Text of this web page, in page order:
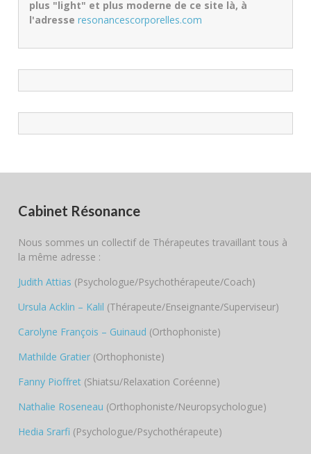
plus "light" et plus moderne de ce site là, à
l'adresse resonancescorporelles.com
Cabinet Résonance
Nous sommes un collectif de Thérapeutes travaillant tous à
la même adresse :
Judith Attias (Psychologue/Psychothérapeute/Coach)
Ursula Acklin – Kalil (Thérapeute/Enseignante/Superviseur)
Carolyne François – Guinaud (Orthophoniste)
Mathilde Gratier (Orthophoniste)
Fanny Pioffret (Shiatsu/Relaxation Coréenne)
Nathalie Roseneau (Orthophoniste/Neuropsychologue)
Hedia Srarfi (Psychologue/Psychothérapeute)